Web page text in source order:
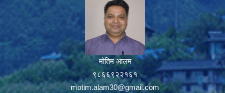
मोतिम आलम
९८६६९२२१६१
motim.alam30@gmail.com